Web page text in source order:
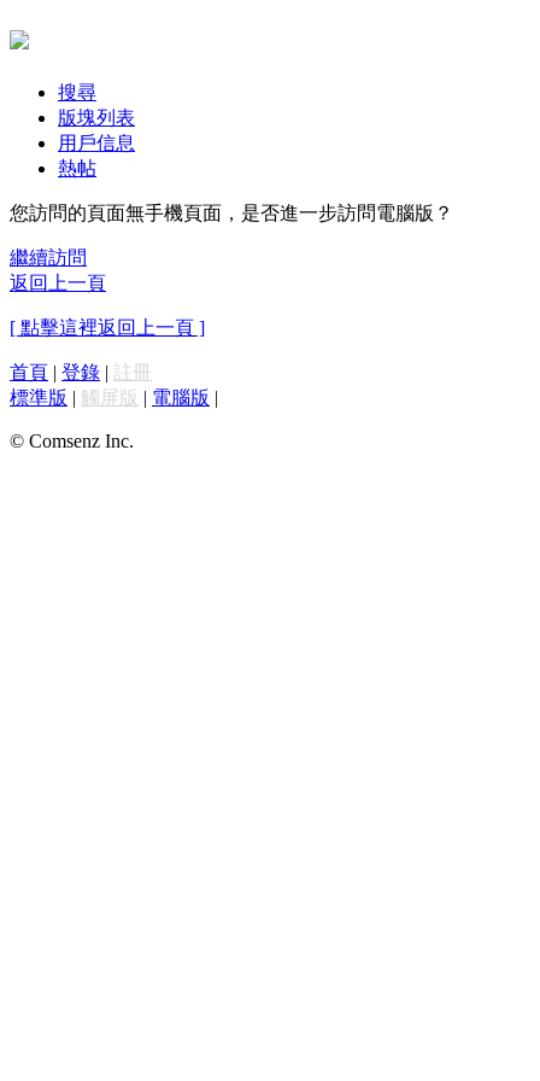
搜尋
版塊列表
用戶信息
熱帖
您訪問的頁面無手機頁面，是否進一步訪問電腦版？
繼續訪問
返回上一頁
[ 點擊這裡返回上一頁 ]
首頁 | 登錄 | 註冊
標準版 | 觸屏版 | 電腦版 |
© Comsenz Inc.